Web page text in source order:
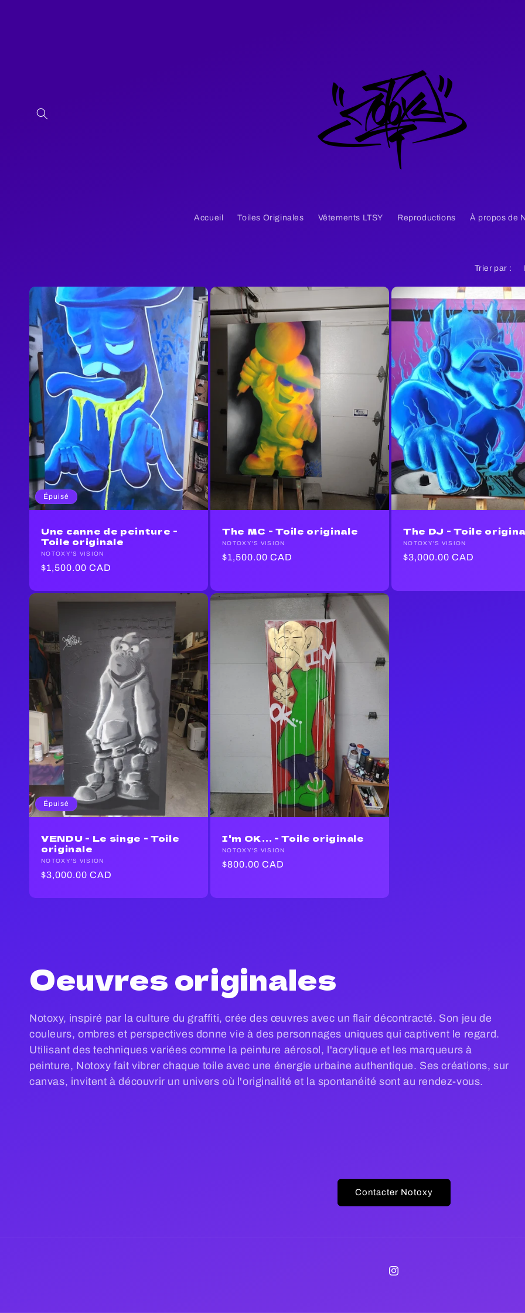
Accueil Toiles Originales Vêtements LTSY Reproductions À propos de
Trier par :
Épuisé
Une canne de peinture -
Toile originale
Fournisseur :
NOTOXY'S VISION
Prix
$1,500.00 CAD
The MC - Toile originale
Fournisseur :
NOTOXY'S VISION
Prix
$1,500.00 CAD
The DJ - Toile
Fournisseur :
NOTOXY'S VISION
Prix
$3,000.00 CAD
Épuisé
VENDU - Le singe - Toile
originale
Fournisseur :
NOTOXY'S VISION
Prix
$3,000.00 CAD
I'm OK... - Toile originale
Fournisseur :
NOTOXY'S VISION
Prix
$800.00 CAD
C
o
l
l
Oeuvres originales
Notoxy, inspiré par la culture du graffiti, crée des œuvres avec un flair décontracté. Son jeu de
couleurs, ombres et perspectives donne vie à des personnages uniques qui captivent le regard.
Utilisant des techniques variées comme la peinture aérosol, l'acrylique et les marqueurs à
peinture, Notoxy fait vibrer chaque toile avec une énergie urbaine authentique. Ses créations, sur
canvas, invitent à découvrir un univers où l'originalité et la spontanéité sont au rendez-vous.
Contacter Notoxy
Instagram